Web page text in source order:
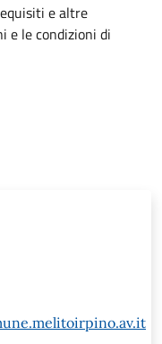
e altre
e le condizioni di